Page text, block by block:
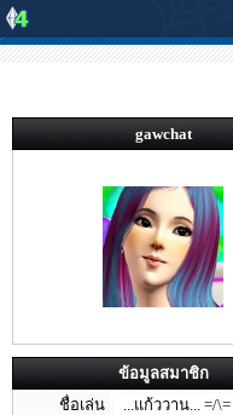
gawchat
ข้อมูลสมาชิก
ชื่อเล่น
...แก้ววาน... =/\=